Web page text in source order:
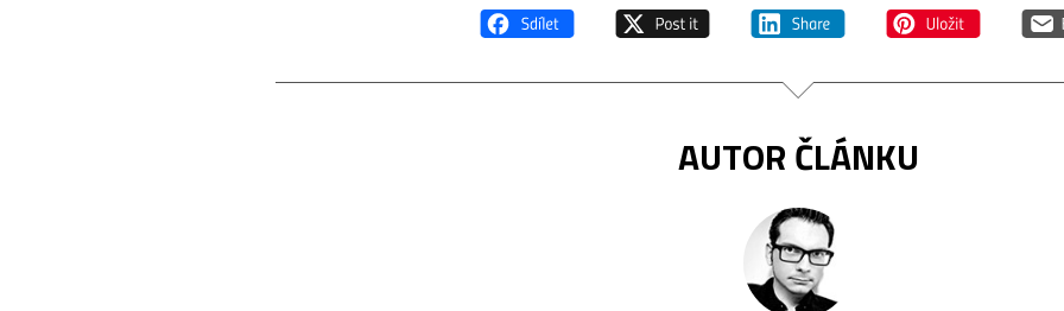
AUTOR ČLÁNKU